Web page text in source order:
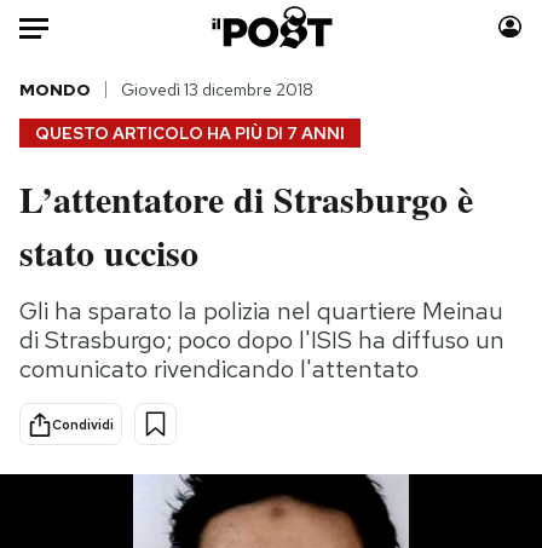
Auto
HOME
Italia
Politica
Tecnologia
Internet
Scienza
Cultura
Economia
Moda
Storie/Idee
Ok Boomer!
Media
Mondiali calcio 2026
QUESTO ARTICOLO HA PIÙ DI 7 ANNI
MONDO Giovedì 13 dicembre 2018
L’attentatore di Strasburgo è
stato ucciso
Gli ha sparato la polizia nel quartiere Meinau
di Strasburgo; poco dopo l'ISIS ha diffuso un
comunicato rivendicando l'attentato
Condividi